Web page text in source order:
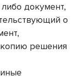
документ,
о
решения